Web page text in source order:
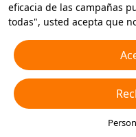
eficacia de las campañas
todas", usted acepta que
su dispositivo con fines
"Rechazar todas" las
de cookies desea aceptar
"Personalizar cookies" a
en su configuración de
Política